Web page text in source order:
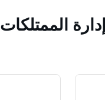
الممتلكات